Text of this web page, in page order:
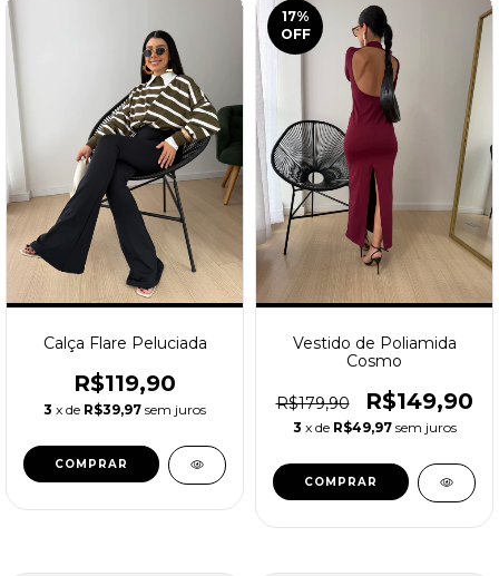
Calça Flare Peluciada
R$119,90
3 x de R$39,97 sem juros
COMPRAR
17%
OFF
Vestido de Poliamida
Cosmo
R$179,90 R$149,90
3 x de R$49,97 sem juros
COMPRAR